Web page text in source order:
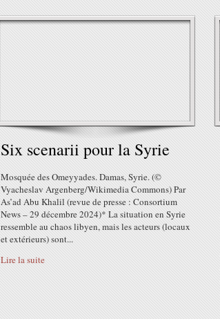
Six scenarii pour la Syrie
Mosquée des Omeyyades. Damas, Syrie. (©
Vyacheslav Argenberg/Wikimedia Commons) Par
As’ad Abu Khalil (revue de presse : Consortium
News – 29 décembre 2024)* La situation en Syrie
ressemble au chaos libyen, mais les acteurs (locaux
et extérieurs) sont...
Lire la suite